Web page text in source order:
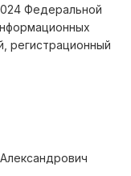
Федеральной
регистрационный